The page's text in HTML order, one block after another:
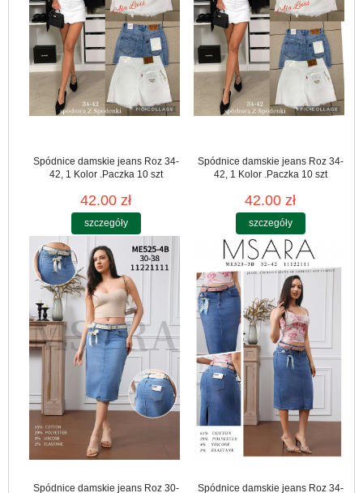
Spódnice damskie jeans Roz 34-
42, 1 Kolor .Paczka 10 szt
42.00 zł
szczegóły
Spódnice damskie jeans Roz 34-
42, 1 Kolor .Paczka 10 szt
42.00 zł
szczegóły
Spódnice damskie jeans Roz 30- Spódnice damskie jeans Roz 34-